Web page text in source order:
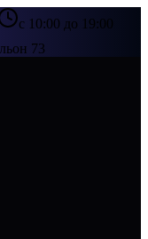
с 10:00 до 19:00
73